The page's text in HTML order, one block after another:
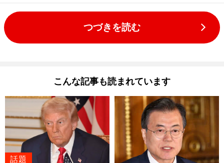
つづきを読む
こんな記事も読まれています
話題